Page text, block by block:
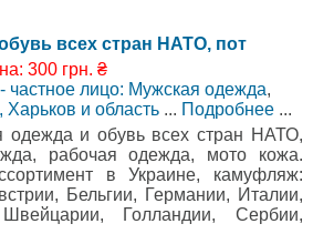
всех стран НАТО, пот
300 грн. ₴
частное лицо: Мужская одежда,
Харьков и область ... Подробнее ...
одежда и обувь всех стран НАТО,
рабочая одежда, мото кожа.
в Украине, камуфляж:
Бельгии, Германии, Италии,
Голландии, Сербии,